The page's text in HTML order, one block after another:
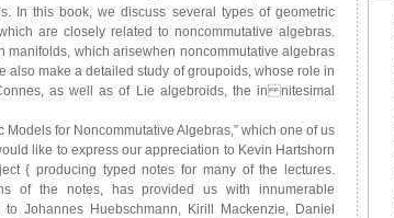
In this book, we discuss several types of geometric
are closely related to noncommutative algebras.
which arisewhen noncommutative algebras
also make a detailed study of groupoids, whose role in
as well as of Lie algebroids, the in nitesimal
for Noncommutative Algebras,” which one of us
like to express our appreciation to Kevin Hartshorn
{ producing typed notes for many of the lectures.
of the notes, has provided us with innumerable
Johannes Huebschmann, Kirill Mackenzie, Daniel